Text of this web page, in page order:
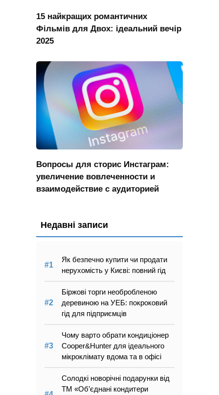
15 найкращих романтичних
Фільмів для Двох: ідеальний вечір
2025
Вопросы для сторис Инстаграм:
увеличение вовлеченности и
взаимодействие с аудиторией
Недавні записи
Як безпечно купити чи продати
нерухомість у Києві: повний гід
Біржові торги необробленою
деревиною на УЕБ: покроковий
гід для підприємців
Чому варто обрати кондиціонер
Cooper&Hunter для ідеального
мікроклімату вдома та в офісі
Солодкі новорічні подарунки від
ТМ «Об’єднані кондитери